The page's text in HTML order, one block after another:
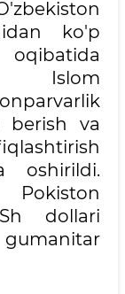
ko'p
Islom
berish va
oshirildi.
dollari